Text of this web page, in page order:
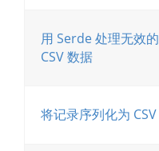
用 Serde 处理无效的
CSV 数据
将记录序列化为 CSV